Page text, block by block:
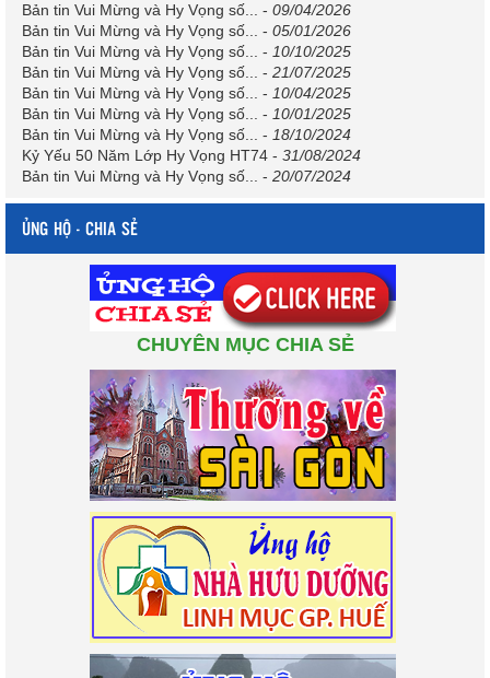
Bản tin Vui Mừng và Hy Vọng số... - 09/04/2026
Bản tin Vui Mừng và Hy Vọng số... - 05/01/2026
Bản tin Vui Mừng và Hy Vọng số... - 10/10/2025
Bản tin Vui Mừng và Hy Vọng số... - 21/07/2025
Bản tin Vui Mừng và Hy Vọng số... - 10/04/2025
Bản tin Vui Mừng và Hy Vọng số... - 10/01/2025
Bản tin Vui Mừng và Hy Vọng số... - 18/10/2024
Kỷ Yếu 50 Năm Lớp Hy Vọng HT74 - 31/08/2024
Bản tin Vui Mừng và Hy Vọng số... - 20/07/2024
ỦNG HỘ - CHIA SẺ
CHUYÊN MỤC CHIA SẺ